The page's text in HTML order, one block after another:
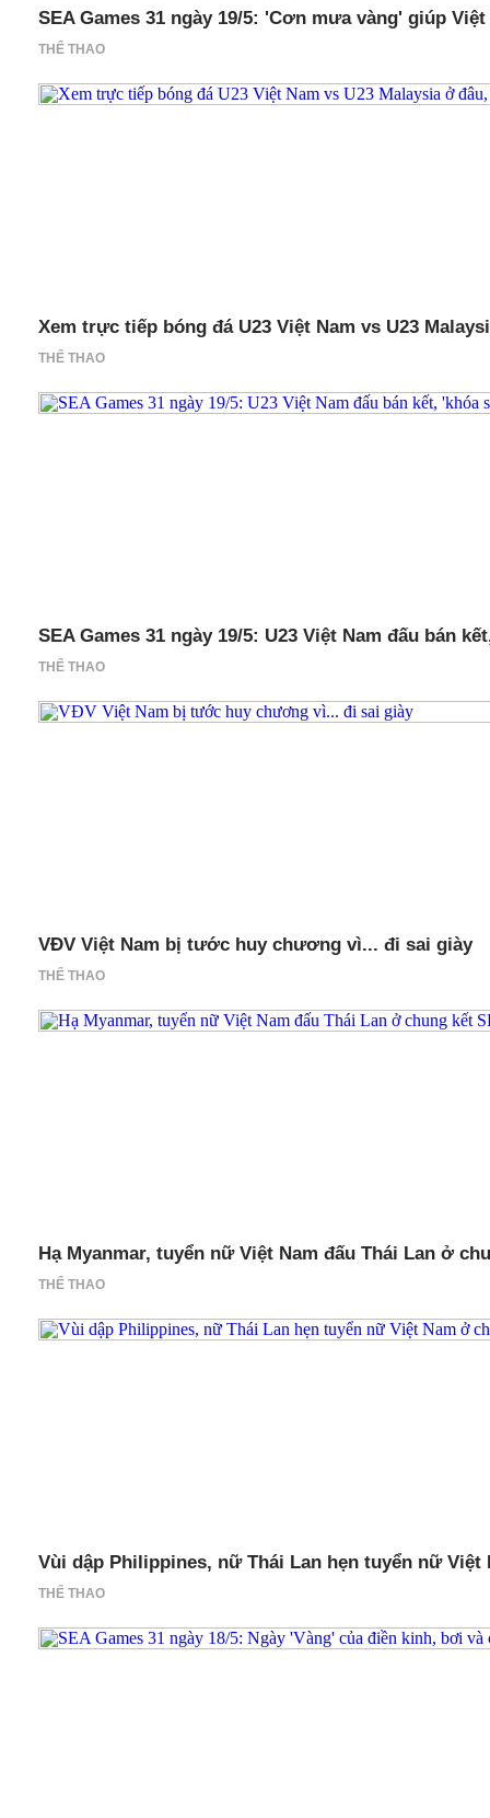
THỂ THAO
SEA Games 31 ngày 19/5: 'Cơn mưa vàng' giúp
THỂ THAO
Xem trực tiếp bóng đá U23 Việt Nam vs U23
THỂ THAO
SEA Games 31 ngày 19/5: U23 Việt Nam đấu bán
THỂ THAO
VĐV Việt Nam bị tước huy chương vì... đi sai giày
THỂ THAO
Hạ Myanmar, tuyển nữ Việt Nam đấu Thái Lan ở
THỂ THAO
Vùi dập Philippines, nữ Thái Lan hẹn tuyển nữ Việt